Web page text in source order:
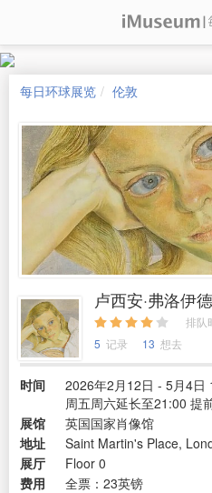
每日环球展览 伦敦
卢西安·弗洛伊
排队
5 记录 13 想去
时间
2026年2月12日 - 5月4日
周五周六延长至21:00 提
展馆
英国国家肖像馆
地址
Saint Martin's Place,
展厅
Floor 0
费用
全票：23英镑